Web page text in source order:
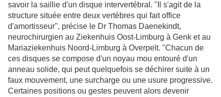
savoir la saillie d'un disque intervertébral. "Il s'agit de la
structure située entre deux vertèbres qui fait office
d'amortisseur", précise le Dr Thomas Daenekindt,
neurochirurgien au Ziekenhuis Oost-Limburg à Genk et au
Mariaziekenhuis Noord-Limburg à Overpelt. "Chacun de
ces disques se compose d'un noyau mou entouré d'un
anneau solide, qui peut quelquefois se déchirer suite à un
faux mouvement, une surcharge ou une usure progressive.
Certaines positions ou gestes peuvent alors devenir